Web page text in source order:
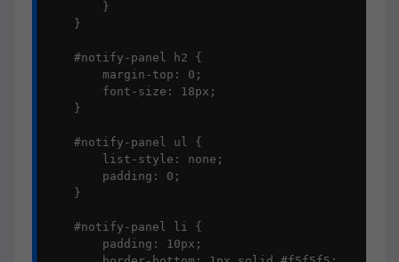
        }
    }
    #notify-panel h2 {
        margin-top: 0;
        font-size: 18px;
    }
    #notify-panel ul {
        list-style: none;
        padding: 0;
    }
    #notify-panel li {
        padding: 10px;